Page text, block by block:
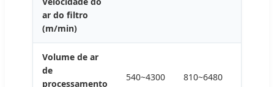
ar do filtro
(m/min)
Volume de ar
de
processamento
540~4300 810~6480